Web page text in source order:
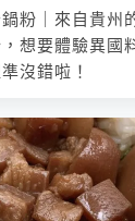
粉｜來自貴州
想要體驗異國
沒錯啦！